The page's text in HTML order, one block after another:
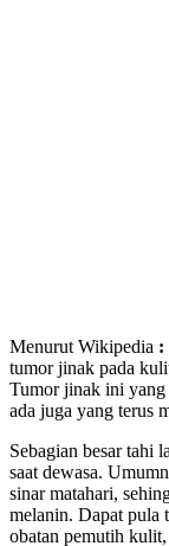
Menurut Wikipedia :
tumor jinak pada
Tumor jinak ini yang
ada juga yang terus
Sebagian besar tahi
saat dewasa.
sinar matahari,
melanin. Dapat pula
obatan pemutih